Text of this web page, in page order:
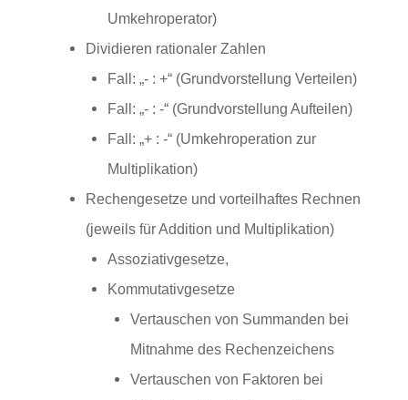
Umkehroperator)
Dividieren rationaler Zahlen
Fall: „- : +“ (Grundvorstellung Verteilen)
Fall: „- : -“ (Grundvorstellung Aufteilen)
Fall: „+ : -“ (Umkehroperation zur
Multiplikation)
Rechengesetze und vorteilhaftes Rechnen
(jeweils für Addition und Multiplikation)
Assoziativgesetze,
Kommutativgesetze
Vertauschen von Summanden bei
Mitnahme des Rechenzeichens
Vertauschen von Faktoren bei